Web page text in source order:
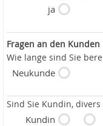
ja
Fragen an den Kunden
Wie lange sind Sie
Neukunde
Sind Sie Kundin,
Kundin